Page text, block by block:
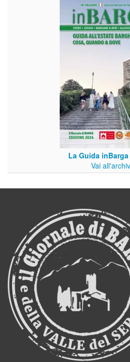
La Guida inBarga
Vai